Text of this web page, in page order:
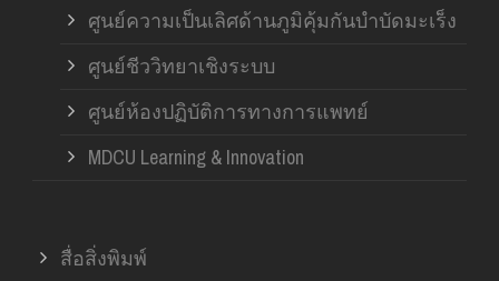
ศูนย์ความเป็นเลิศด้านภูมิคุ้มกันบำบัดมะเร็ง
ศูนย์ชีววิทยาเชิงระบบ
ศูนย์ห้องปฏิบัติการทางการแพทย์
MDCU Learning & Innovation
สื่อสิ่งพิมพ์